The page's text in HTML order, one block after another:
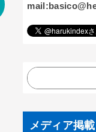
メディア掲載